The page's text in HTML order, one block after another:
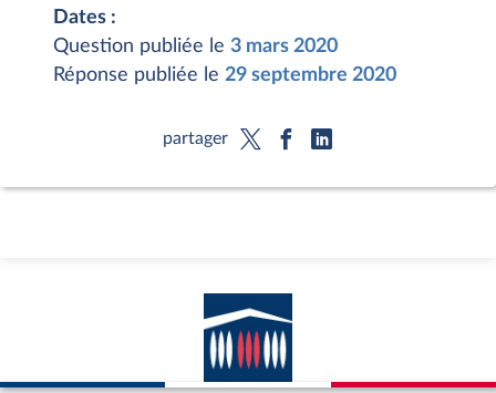
Dates :
Question publiée le 3 mars 2020
Réponse publiée le 29 septembre 2020
partager